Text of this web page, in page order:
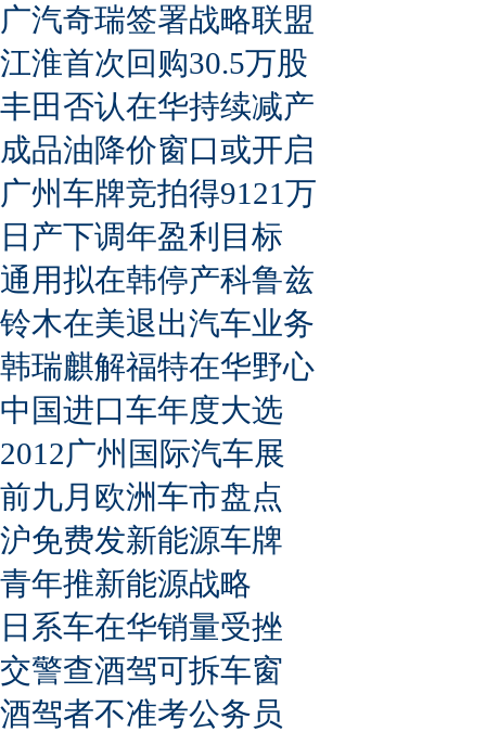
广汽奇瑞签署战略联盟
江淮首次回购30.5万股
丰田否认在华持续减产
成品油降价窗口或开启
广州车牌竞拍得9121万
日产下调年盈利目标
通用拟在韩停产科鲁兹
铃木在美退出汽车业务
韩瑞麒解福特在华野心
中国进口车年度大选
2012广州国际汽车展
前九月欧洲车市盘点
沪免费发新能源车牌
青年推新能源战略
日系车在华销量受挫
交警查酒驾可拆车窗
酒驾者不准考公务员